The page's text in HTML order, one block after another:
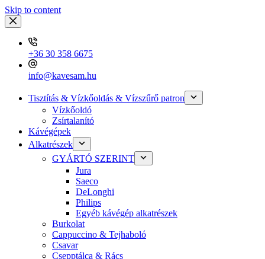
Skip to content
+36 30 358 6675
info@kavesam.hu
Tisztítás & Vízkőoldás & Vízszűrő patron
Vízkőoldó
Zsírtalanító
Kávégépek
Alkatrészek
GYÁRTÓ SZERINT
Jura
Saeco
DeLonghi
Philips
Egyéb kávégép alkatrészek
Burkolat
Cappuccino & Tejhaboló
Csavar
Csepptálca & Rács